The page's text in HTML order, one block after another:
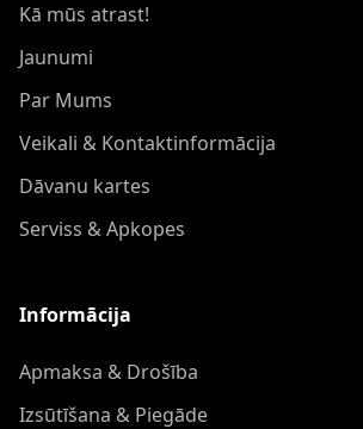
Kā mūs atrast!
Jaunumi
Par Mums
Veikali & Kontaktinformācija
Dāvanu kartes
Serviss & Apkopes
Informācija
Apmaksa & Drošība
Izsūtīšana & Piegāde